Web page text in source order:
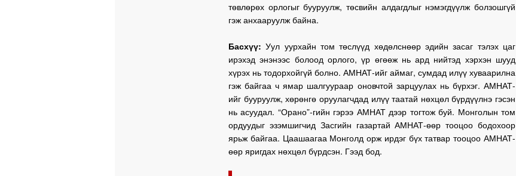
төвлөрөх орлогыг бууруулж, төсвийн алдагдлыг нэмэгдүүлж болзошгүй
гэж анхааруулж байна.
Басхүү:Уул уурхайн том төслүүд хөдөлснөөр эдийн засаг тэлэх цаг
ирэхэд энэнээс болоод орлого, үр өгөөж нь ард нийтэд хэрхэн шууд
хүрэх нь тодорхойгүй болно. АМНАТ-ийг аймаг, сумдад илүү хуваарилна
гэж байгаа ч ямар шалгуураар оновчтой зарцуулах нь бүрхэг. АМНАТ-
ийг бууруулж, хөрөнгө оруулагчдад илүү таатай нөхцөл бүрдүүлнэ гэсэн
нь асуудал. “Орано”-гийн гэрээ АМНАТ дээр тогтож буй. Монголын том
ордуудыг эзэмшигчид Засгийн газартай АМНАТ-өөр тооцоо бодохоор
ярьж байгаа. Цаашаагаа Монголд орж ирдэг бүх татвар тооцоо АМНАТ-
өөр яригдах нөхцөл бүрдсэн. Гээд бод.